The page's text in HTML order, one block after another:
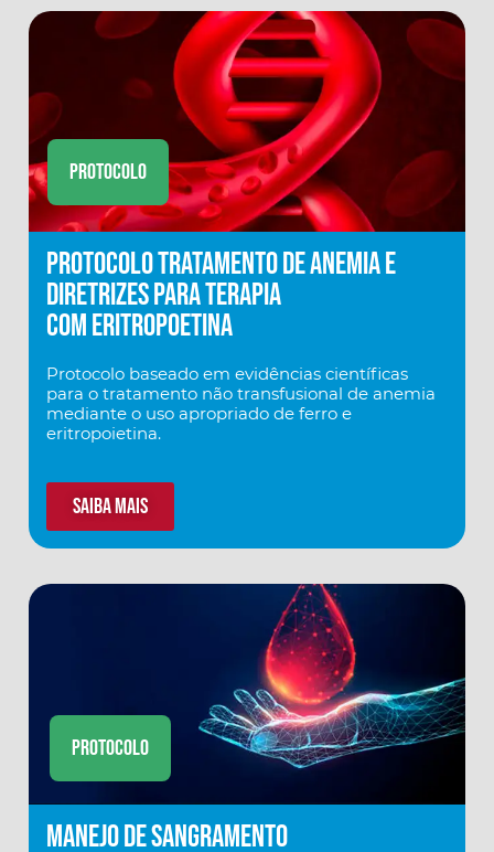
Protocolo
Protocolo Tratamento de Anemia e
Diretrizes para Terapia
com Eritropoetina
Protocolo baseado em evidências científicas
para o tratamento não transfusional de anemia
mediante o uso apropriado de ferro e
eritropoietina.
Saiba mais
Protocolo
Manejo de Sangramento